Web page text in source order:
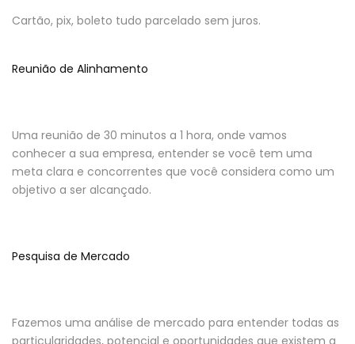
Cartão, pix, boleto tudo parcelado sem juros.
Reunião de Alinhamento
Uma reunião de 30 minutos a 1 hora, onde vamos
conhecer a sua empresa, entender se você tem uma
meta clara e concorrentes que você considera como um
objetivo a ser alcançado.
Pesquisa de Mercado
Fazemos uma análise de mercado para entender todas as
particularidades, potencial e oportunidades que existem a